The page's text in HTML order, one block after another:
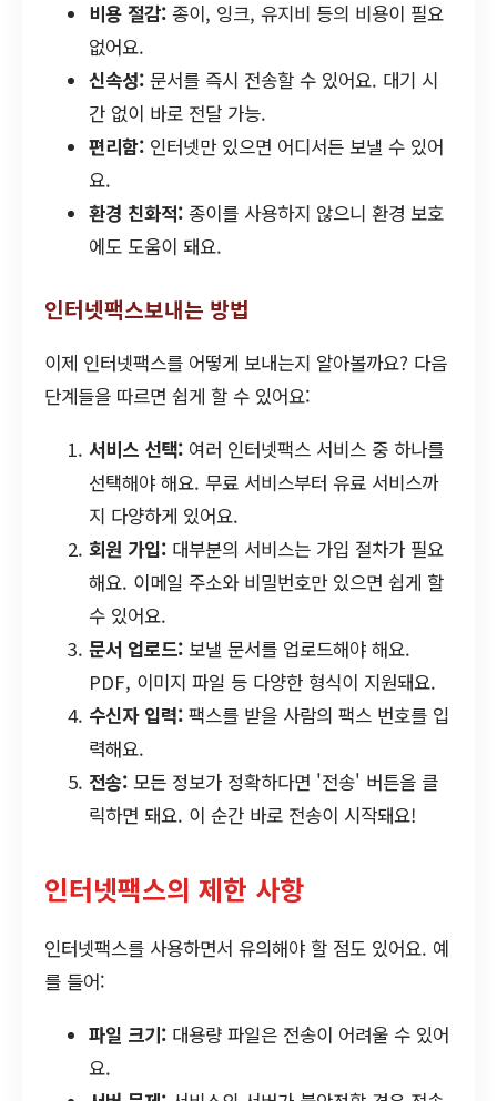
비용 절감: 종이, 잉크, 유지비 등의 비용이 필요
없어요.
신속성: 문서를 즉시 전송할 수 있어요. 대기 시
간 없이 바로 전달 가능.
편리함: 인터넷만 있으면 어디서든 보낼 수 있어
요.
환경 친화적: 종이를 사용하지 않으니 환경 보호
에도 도움이 돼요.
인터넷팩스보내는 방법
이제 인터넷팩스를 어떻게 보내는지 알아볼까요? 다음
단계들을 따르면 쉽게 할 수 있어요:
서비스 선택: 여러 인터넷팩스 서비스 중 하나를
선택해야 해요. 무료 서비스부터 유료 서비스까
지 다양하게 있어요.
회원 가입: 대부분의 서비스는 가입 절차가 필요
해요. 이메일 주소와 비밀번호만 있으면 쉽게 할
수 있어요.
문서 업로드: 보낼 문서를 업로드해야 해요.
PDF, 이미지 파일 등 다양한 형식이 지원돼요.
수신자 입력: 팩스를 받을 사람의 팩스 번호를 입
력해요.
전송: 모든 정보가 정확하다면 '전송' 버튼을 클
릭하면 돼요. 이 순간 바로 전송이 시작돼요!
인터넷팩스의 제한 사항
인터넷팩스를 사용하면서 유의해야 할 점도 있어요. 예
를 들어:
파일 크기: 대용량 파일은 전송이 어려울 수 있어
요.